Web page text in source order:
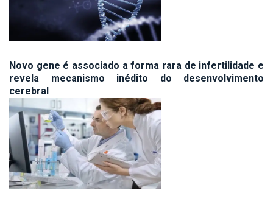
Novo gene é associado a forma rara de infertilidade e
revela mecanismo inédito do desenvolvimento
cerebral